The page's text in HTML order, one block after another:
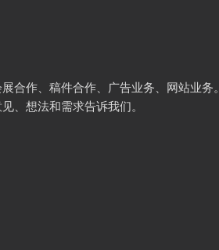
作、稿件合作、广告业务、网站业务。
想法和需求告诉我们。